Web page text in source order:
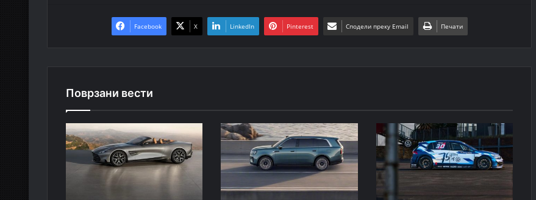
Facebook X LinkedIn Pinterest Сподели преку Email Печати
Поврзани вести